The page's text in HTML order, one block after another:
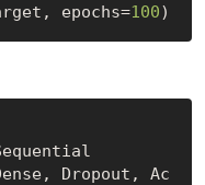
epochs=100
Dropout, Ac